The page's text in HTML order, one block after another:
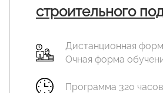
строительного
Дистанционная
Очная форма
Программа 320 часов